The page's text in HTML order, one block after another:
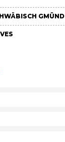
GMÜND